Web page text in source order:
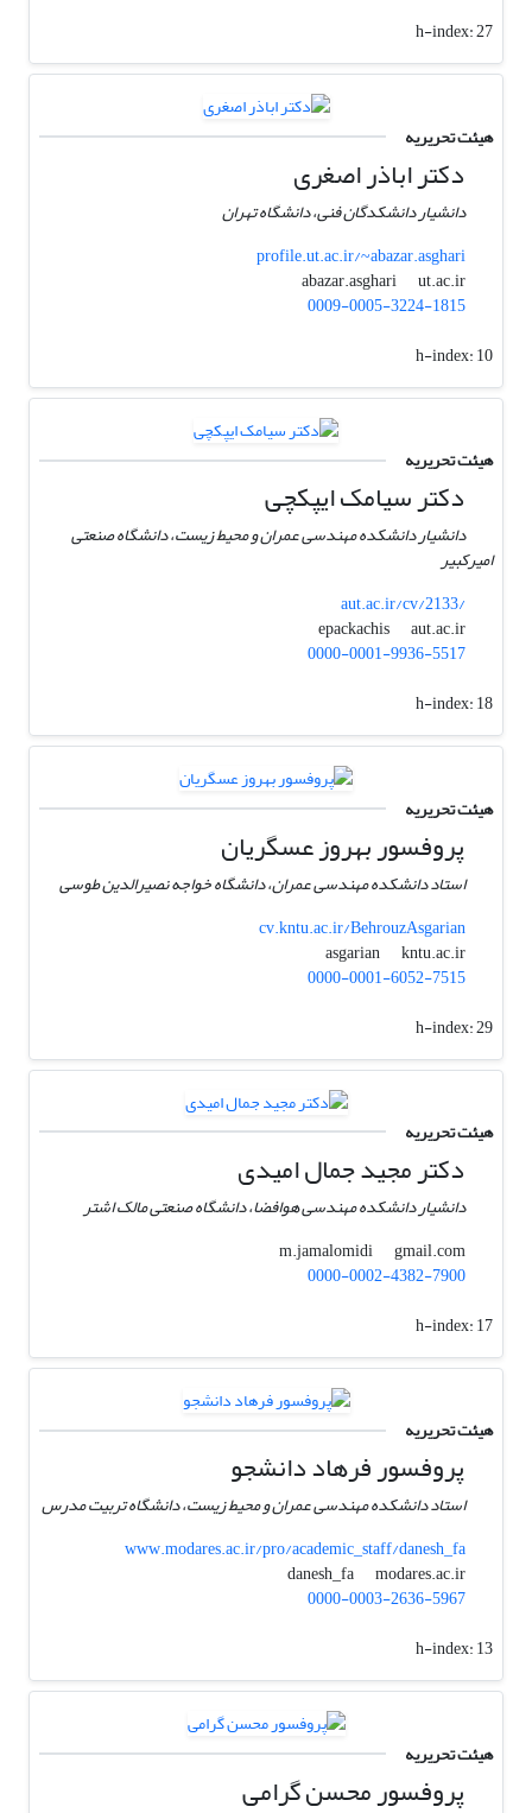
h-index:27
هیئت تحریریه
دکتر اباذر اصغری
دانشیار دانشکدگان فنی، دانشگاه تهران
profile.ut.ac.ir/~abazar.asghari
abazar.asghari
ut.ac.ir
0009-0005-3224-1815
h-index:10
هیئت تحریریه
دکتر سیامک ایپکچی
دانشیار دانشکده مهندسی عمران و محیط زیست، دانشگاه صنعتی
امیرکبیر
aut.ac.ir/cv/2133/
epackachis
aut.ac.ir
0000-0001-9936-5517
h-index:18
هیئت تحریریه
پروفسور بهروز عسگریان
استاد دانشکده مهندسی عمران، دانشگاه خواجه نصیرالدین طوسی
cv.kntu.ac.ir/BehrouzAsgarian
asgarian
kntu.ac.ir
0000-0001-6052-7515
h-index:29
هیئت تحریریه
دکتر مجید جمال امیدی
دانشیار دانشکده مهندسی هوافضا، دانشگاه صنعتی مالک اشتر
m.jamalomidi
gmail.com
0000-0002-4382-7900
h-index:17
هیئت تحریریه
پروفسور فرهاد دانشجو
استاد دانشکده مهندسی عمران و محیط زیست، دانشگاه تربیت مدرس
www.modares.ac.ir/pro/academic_staff/danesh_fa
danesh_fa
modares.ac.ir
0000-0003-2636-5967
h-index:13
هیئت تحریریه
پروفسور محسن گرامی